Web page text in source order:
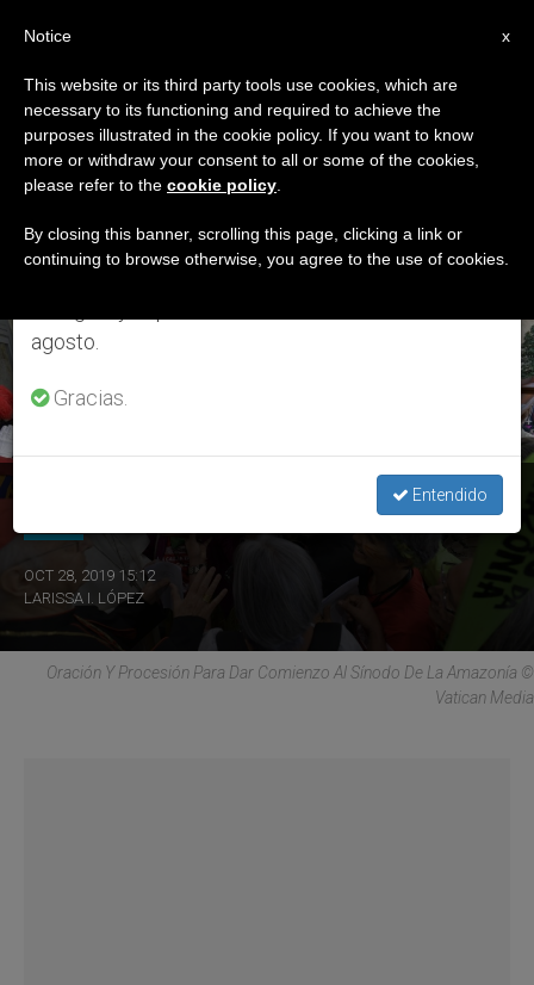
ETIQUETA
Posts Tagged
‘incluturación’
ÚLTIMAS NOTICIAS
Documento final: Nuevos caminos de conversión sinodal
OCT 28, 2019 15:12
LARISSA I. LÓPEZ
Oración Y Procesión Para Dar Comienzo Al Sínodo De La Amazonía ©
Vatican Media
×
Aviso importante
Del 27 de julio al 7 de agosto haremos la pausa
anual, aprovechando que en el periodo de verano
se generan menos informaciones y también el
agosto.
Gracias.
Entendido
x
Notice
This website or its third party tools use cookies, which are
necessary to its functioning and required to achieve the
purposes illustrated in the cookie policy. If you want to know
more or withdraw your consent to all or some of the cookies,
please refer to the cookie policy
By closing this banner, scrolling this page, clicking a link or
continuing to browse otherwise, you agree to the use of cookies.